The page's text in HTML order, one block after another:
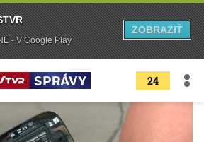
24
- V Google Play
ZOBRAZIŤ